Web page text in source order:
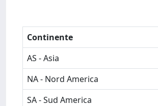
Continente
AS - Asia
NA - Nord America
SA - Sud America